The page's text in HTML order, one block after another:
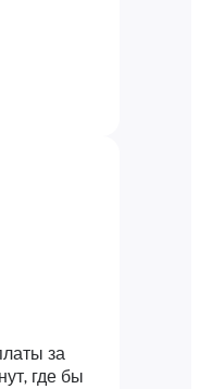
за
где бы